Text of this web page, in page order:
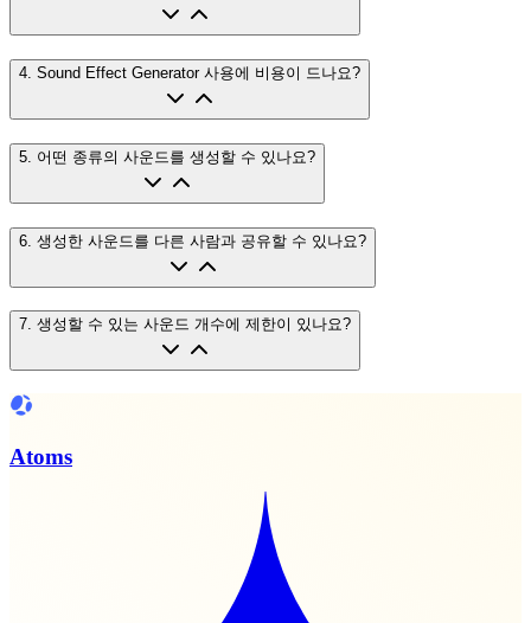
4. Sound Effect Generator 사용에 비용이 드나요?
5 어떤 종류의 사운드를 생성할 수 있나요?
6 생성한 사운드를 다른 사람과 공유할 수 있나요?
7. 생성할 수 있는 사운드 개수에 제한이 있나요?
Atoms